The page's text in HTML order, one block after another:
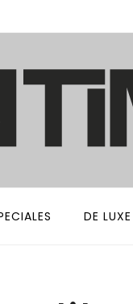
DE LUXE